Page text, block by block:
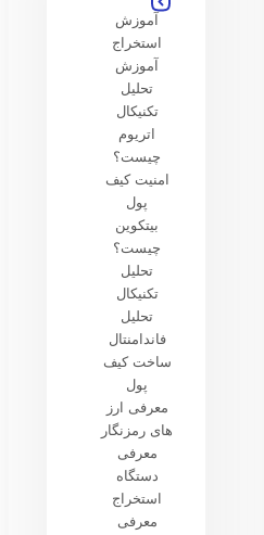
آموزش
استخراج
آموزش
تحلیل
تکنیکال
اتریوم
چیست؟
امنیت کیف
پول
بیتکوین
چیست؟
تحلیل
تکنیکال
تحلیل
فاندامنتال
ساخت کیف
پول
معرفی ارز
های رمزنگار
معرفی
دستگاه
استخراج
معرفی